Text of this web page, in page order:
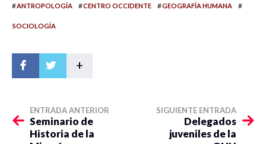
#ANTROPOLOGÍA #CENTRO OCCIDENTE #GEOGRAFÍA HUMANA #
SOCIOLOGÍA
+
ENTRADA ANTERIOR
Seminario de
Historia de la
SIGUIENTE ENTRADA
Delegados
juveniles de la